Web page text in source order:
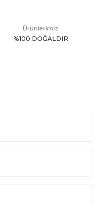
Ürünlerimiz
%100 DOĞALDIR